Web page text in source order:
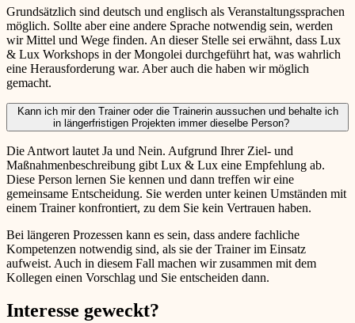
Grundsätzlich sind deutsch und englisch als Veranstaltungssprachen
möglich. Sollte aber eine andere Sprache notwendig sein, werden
wir Mittel und Wege finden. An dieser Stelle sei erwähnt, dass Lux
& Lux Workshops in der Mongolei durchgeführt hat, was wahrlich
eine Herausforderung war. Aber auch die haben wir möglich
gemacht.
Kann ich mir den Trainer oder die Trainerin aussuchen und behalte ich
in längerfristigen Projekten immer dieselbe Person?
Die Antwort lautet Ja und Nein. Aufgrund Ihrer Ziel- und
Maßnahmenbeschreibung gibt Lux & Lux eine Empfehlung ab.
Diese Person lernen Sie kennen und dann treffen wir eine
gemeinsame Entscheidung. Sie werden unter keinen Umständen mit
einem Trainer konfrontiert, zu dem Sie kein Vertrauen haben.
Bei längeren Prozessen kann es sein, dass andere fachliche
Kompetenzen notwendig sind, als sie der Trainer im Einsatz
aufweist. Auch in diesem Fall machen wir zusammen mit dem
Kollegen einen Vorschlag und Sie entscheiden dann.
Interesse geweckt?